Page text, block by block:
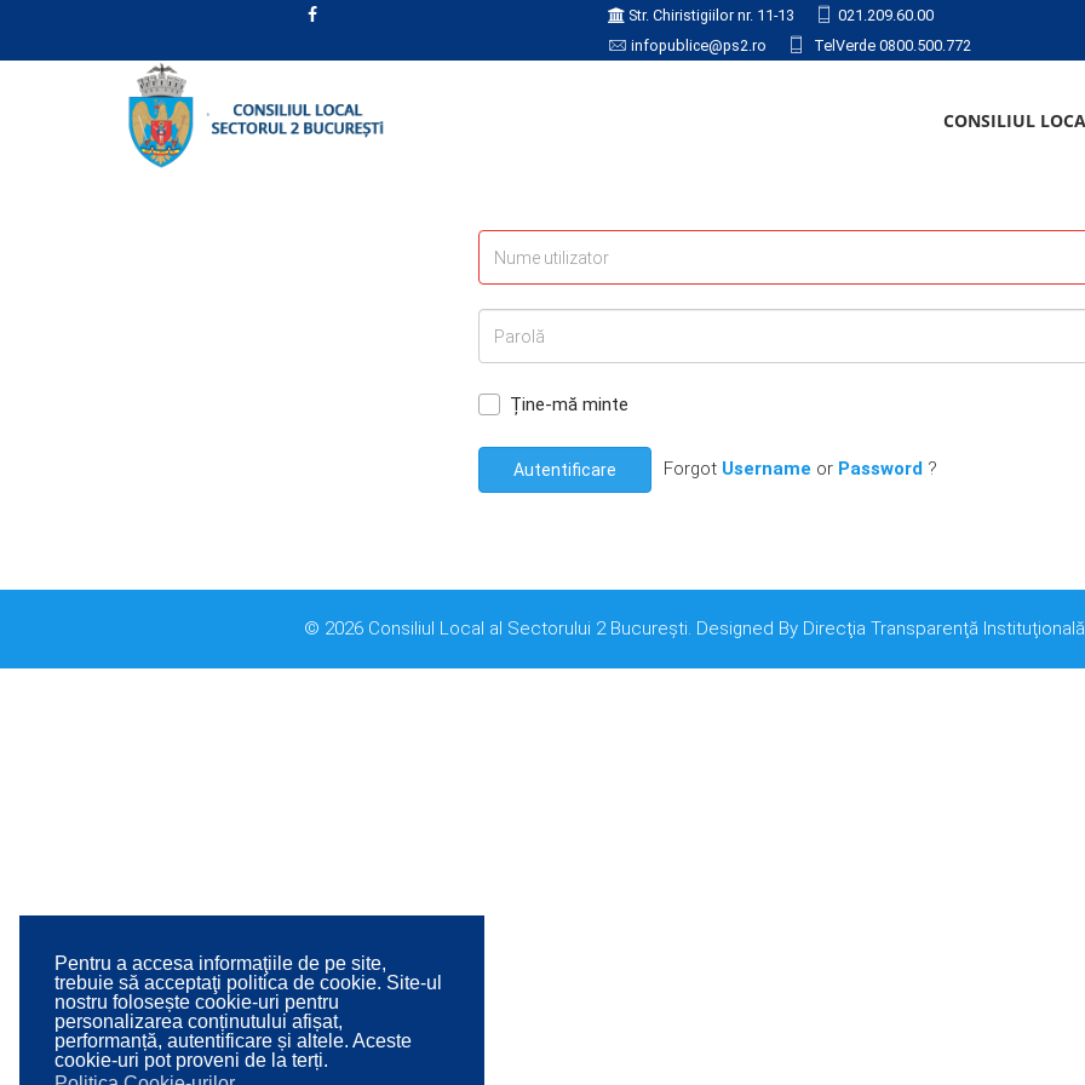
Pentru a accesa informaţiile de pe site,
trebuie să acceptaţi politica de cookie. Site-ul
nostru folosește cookie-uri pentru
personalizarea conținutului afișat,
performanță, autentificare și altele. Aceste
cookie-uri pot proveni de la terți.
Str. Chiristigiilor nr. 11-13
021.209.60.00
infopublice@ps2.ro
TelVerde 0800.500.772
CONSILIUL
Ține-mă minte
Autentificare Forgot Username or Password?
© 2026 Consiliul Local al Sectorului 2 București. Designed By Direcţia Transparenţă